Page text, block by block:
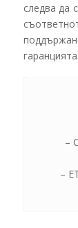
следва да
–
–